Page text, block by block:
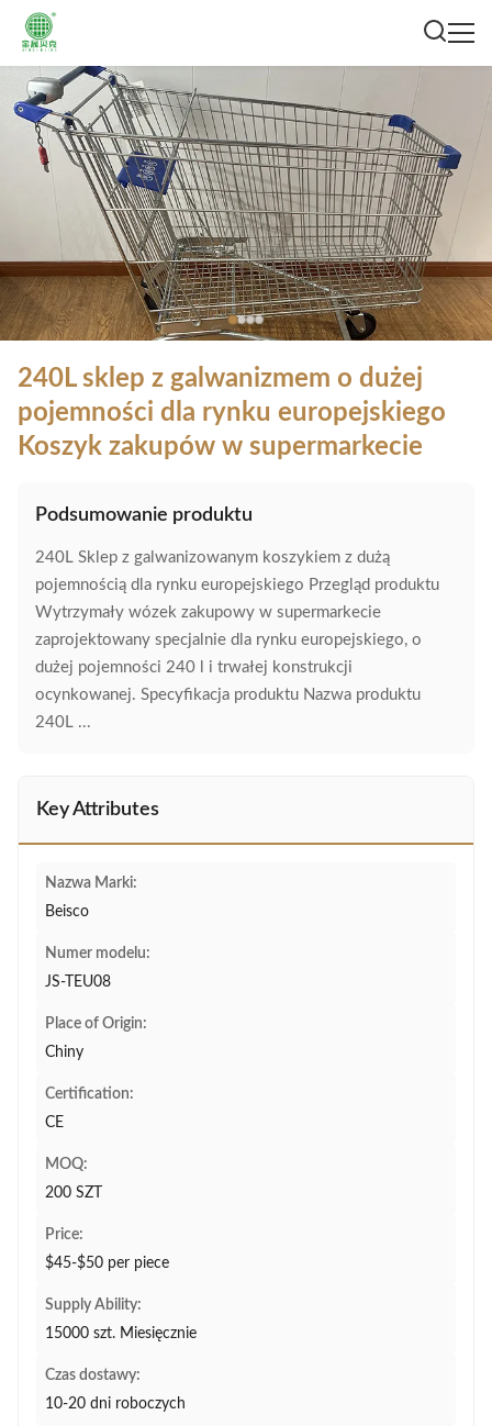
240L sklep z galwanizmem o dużej
pojemności dla rynku europejskiego
Koszyk zakupów w supermarkecie
Podsumowanie produktu
240L Sklep z galwanizowanym koszykiem z dużą
pojemnością dla rynku europejskiego Przegląd produktu
Wytrzymały wózek zakupowy w supermarkecie
zaprojektowany specjalnie dla rynku europejskiego, o
dużej pojemności 240 l i trwałej konstrukcji
ocynkowanej. Specyfikacja produktu Nazwa produktu
240L ...
Key Attributes
Nazwa Marki:
Beisco
Numer modelu:
JS-TEU08
Place of Origin:
Chiny
Certification:
CE
MOQ:
200 SZT
Price:
$45-$50 per piece
Supply Ability:
15000 szt. Miesięcznie
Czas dostawy:
10-20 dni roboczych